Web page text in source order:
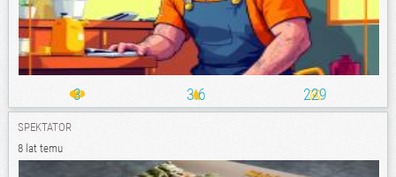
3 3.6 229
SPEKTATOR
8 lat temu